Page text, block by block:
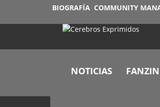
BIOGRAFÍA COMMUNITY
NOTICIAS